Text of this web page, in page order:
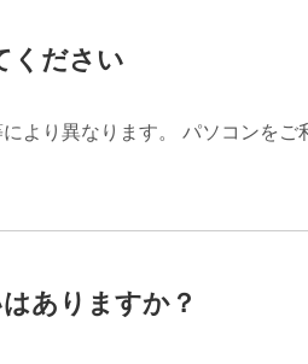
ください
より異なります。 パソコンをご
ありますか？